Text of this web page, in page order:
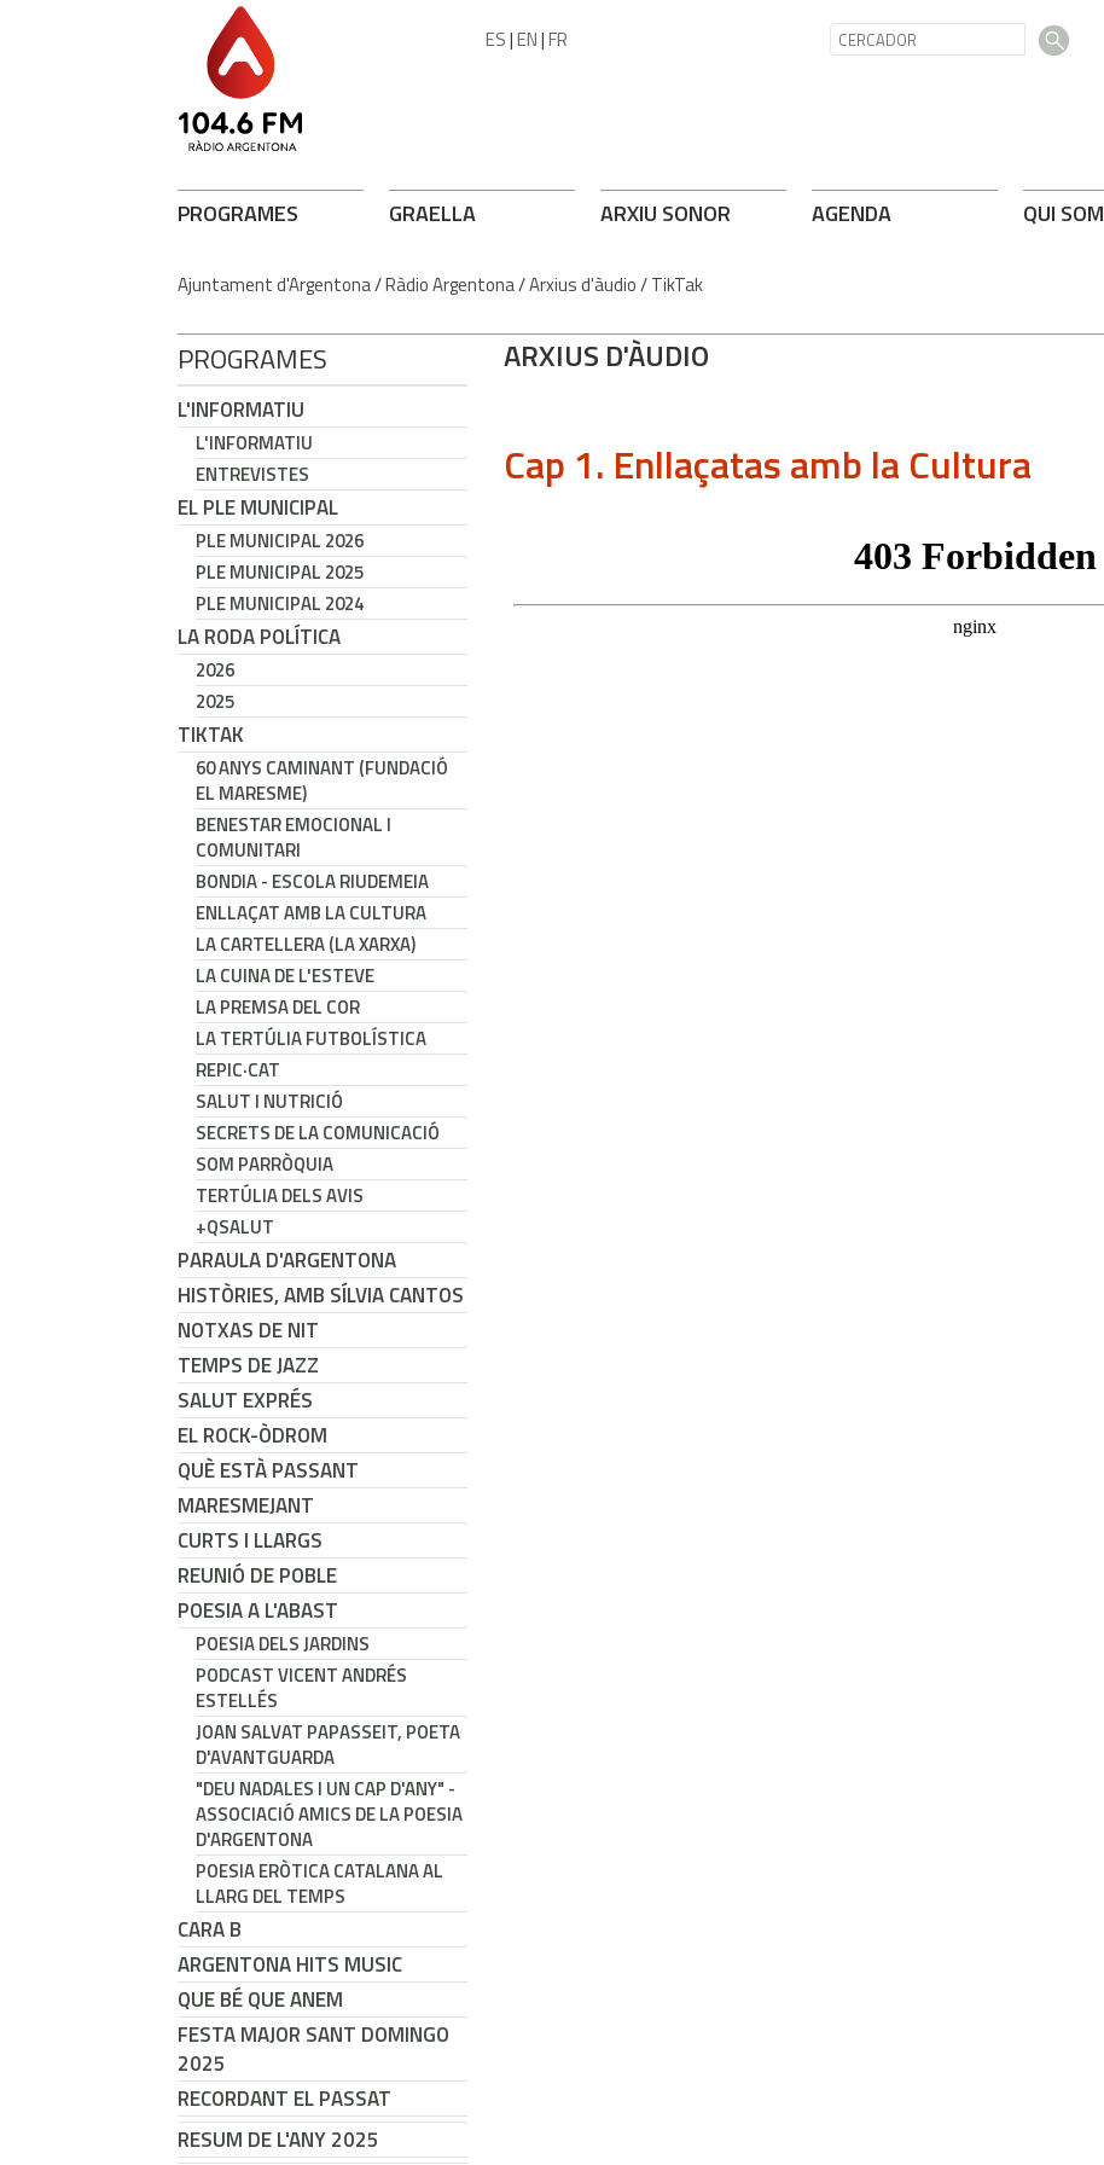
ES|EN|FR
PROGRAMES GRAELLA ARXIU SONOR AGENDA QUI SOM
Ajuntament d'Argentona/Ràdio Argentona/Arxius d'àudio/TikTak
PROGRAMES
L'INFORMATIU
L'INFORMATIU
ENTREVISTES
EL PLE MUNICIPAL
PLE MUNICIPAL 2026
PLE MUNICIPAL 2025
PLE MUNICIPAL 2024
LA RODA POLÍTICA
2026
2025
TIKTAK
60 ANYS CAMINANT (FUNDACIÓ
EL MARESME)
BENESTAR EMOCIONAL I
COMUNITARI
BONDIA - ESCOLA RIUDEMEIA
ENLLAÇAT AMB LA CULTURA
LA CARTELLERA (LA XARXA)
LA CUINA DE L'ESTEVE
LA PREMSA DEL COR
LA TERTÚLIA FUTBOLÍSTICA
REPIC·CAT
SALUT I NUTRICIÓ
SECRETS DE LA COMUNICACIÓ
SOM PARRÒQUIA
TERTÚLIA DELS AVIS
+QSALUT
PARAULA D'ARGENTONA
HISTÒRIES, AMB SÍLVIA CANTOS
NOTXAS DE NIT
TEMPS DE JAZZ
SALUT EXPRÉS
EL ROCK-ÒDROM
QUÈ ESTÀ PASSANT
MARESMEJANT
CURTS I LLARGS
REUNIÓ DE POBLE
POESIA A L'ABAST
POESIA DELS JARDINS
PODCAST VICENT ANDRÉS
ESTELLÉS
JOAN SALVAT PAPASSEIT, POETA
D'AVANTGUARDA
"DEU NADALES I UN CAP D'ANY" -
ASSOCIACIÓ AMICS DE LA POESIA
D'ARGENTONA
POESIA ERÒTICA CATALANA AL
LLARG DEL TEMPS
CARA B
ARGENTONA HITS MUSIC
QUE BÉ QUE ANEM
FESTA MAJOR SANT DOMINGO
2025
RECORDANT EL PASSAT
RESUM DE L'ANY 2025
ARXIUS D'ÀUDIO
Cap 1. Enllaçatas amb la Cultura